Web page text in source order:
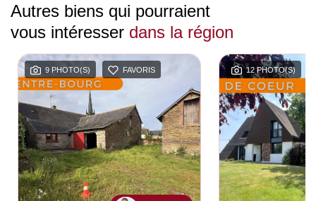
Autres biens qui pourraient
vous intéresser dans la région
9 PHOTO(S) FAVORIS 12 PHOTO(S)